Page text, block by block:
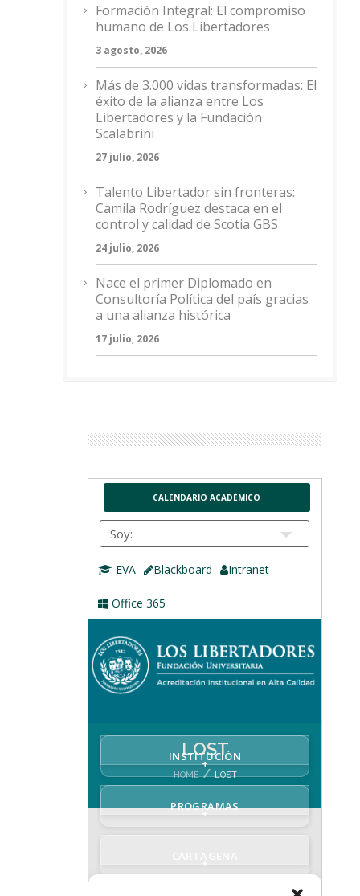
Formación Integral: El compromiso
humano de Los Libertadores
3 agosto, 2026
Más de 3.000 vidas transformadas: El
éxito de la alianza entre Los
Libertadores y la Fundación
Scalabrini
27 julio, 2026
Talento Libertador sin fronteras:
Camila Rodríguez destaca en el
control y calidad de Scotia GBS
24 julio, 2026
Nace el primer Diplomado en
Consultoría Política del país gracias
a una alianza histórica
17 julio, 2026